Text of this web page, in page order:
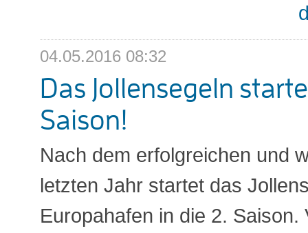
04.05.2016 08:32
Das Jollensegeln
Saison!
Nach dem erfolgreichen und
letzten Jahr startet das
Europahafen in die 2. Saison.